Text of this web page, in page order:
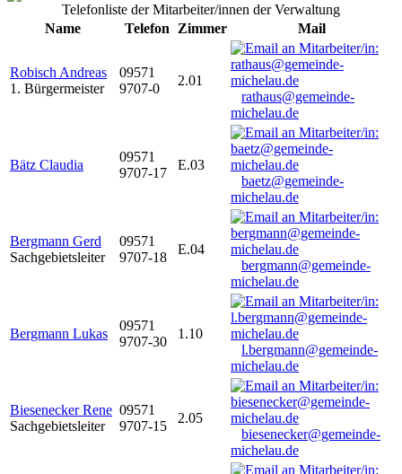
Telefonliste der Mitarbeiter/innen der Verwaltung
Name
Telefon Zimmer Mail
Robisch Andreas
1. Bürgermeister
09571
9707-0
2.01
rathaus@gemeinde-
michelau.de
Bätz Claudia
09571
9707-17
E.03
baetz@gemeinde-
michelau.de
Bergmann Gerd
Sachgebietsleiter
09571
9707-18
E.04
bergmann@gemeinde-
michelau.de
Bergmann Lukas
09571
9707-30
1.10
l.bergmann@gemeinde-
michelau.de
Biesenecker Rene
Sachgebietsleiter
09571
9707-15
2.05
biesenecker@gemeinde-
michelau.de